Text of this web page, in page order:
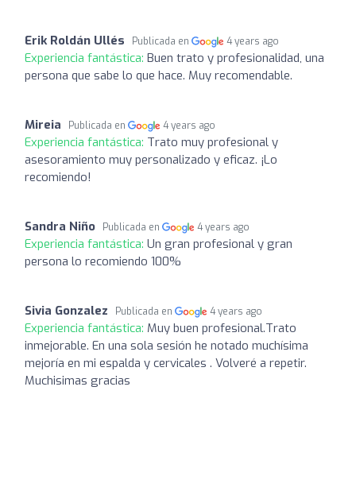
Erik Roldán Ullés Publicada en 4 years ago
Experiencia fantástica: Buen trato y profesionalidad, una
persona que sabe lo que hace. Muy recomendable.
Mireia Publicada en 4 years ago
Experiencia fantástica: Trato muy profesional y
asesoramiento muy personalizado y eficaz. ¡Lo
recomiendo!
Sandra Niño Publicada en 4 years ago
Experiencia fantástica: Un gran profesional y gran
persona lo recomiendo 100%
Sivia Gonzalez Publicada en 4 years ago
Experiencia fantástica: Muy buen profesional.Trato
inmejorable. En una sola sesión he notado muchísima
mejoría en mi espalda y cervicales . Volveré a repetir.
Muchisimas gracias